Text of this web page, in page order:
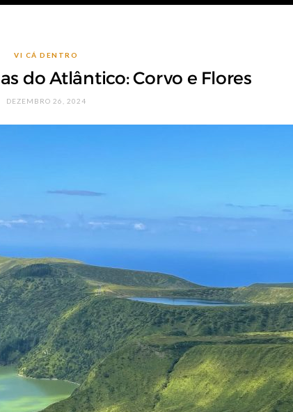
VI CÁ DENTRO
do Atlântico: Corvo e Flores
DEZEMBRO 26, 2024